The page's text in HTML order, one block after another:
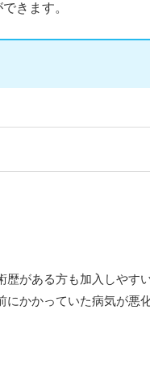
きます。
歴がある方も加入しやす
にかかっていた病気が悪